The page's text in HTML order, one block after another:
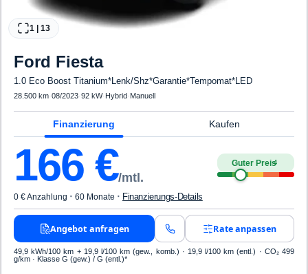
1 13
Ford Fiesta
1.0 Eco Boost Titanium*Lenk/Shz*Garantie*Tempomat*LED
28.500 km·08/2023·92 kW· Hybrid· Manuell
Finanzierung Kaufen
166 €/mtl.
Guter Preis4
0 € Anzahlung · 60 Monate · Finanzierungs-Details
Angebot anfragen Rate anpassen
49,9 kWh/100 km + 19,9 l/100 km (gew., komb.) · 19,9 l/100 km (entl.) · CO₂ 499
g/km · Klasse G (gew.) / G (entl.)*